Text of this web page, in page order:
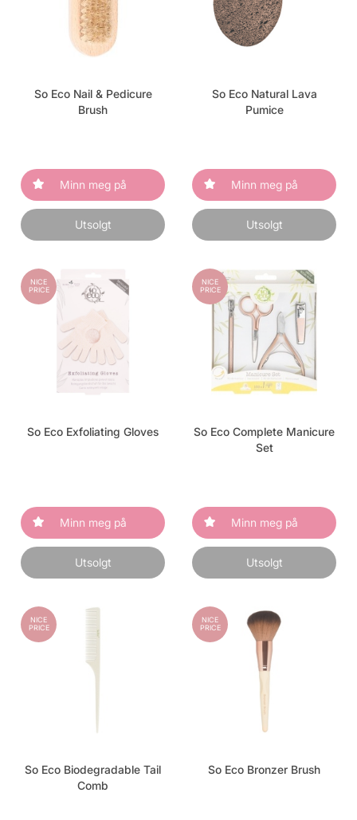
So Eco Nail & Pedicure
Brush
Minn meg på
Utsolgt
So Eco Natural Lava
Pumice
Minn meg på
Utsolgt
NICE
PRICE
So Eco Exfoliating Gloves
Minn meg på
Utsolgt
NICE
PRICE
So Eco Complete Manicure
Set
Minn meg på
Utsolgt
NICE
PRICE
So Eco Biodegradable Tail
Comb
NICE
PRICE
So Eco Bronzer Brush